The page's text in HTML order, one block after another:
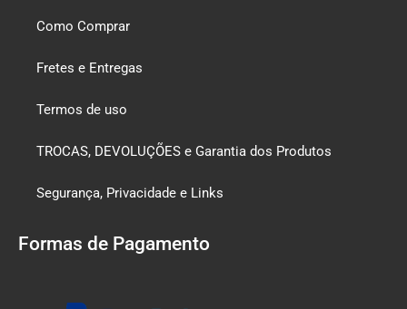
Como Comprar
Fretes e Entregas
Termos de uso
TROCAS, DEVOLUÇÕES e Garantia dos Produtos
Segurança, Privacidade e Links
Formas de Pagamento